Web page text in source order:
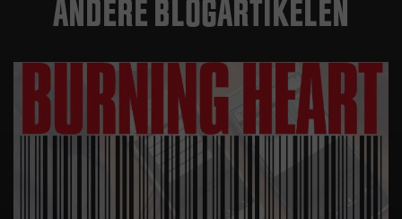
ANDERE BLOGARTIKELEN